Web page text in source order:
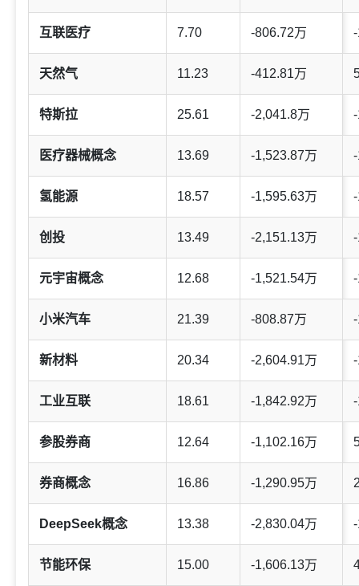
互联医疗 7.70 -806.72万
天然气 11.23 -412.81万
特斯拉 25.61 -2,041.8万
医疗器械概念 13.69 -1,523.87万
氢能源 18.57 -1,595.63万
创投 13.49 -2,151.13万
元宇宙概念 12.68 -1,521.54万
小米汽车 21.39 -808.87万
新材料 20.34 -2,604.91万
工业互联 18.61 -1,842.92万
参股券商 12.64 -1,102.16万
券商概念 16.86 -1,290.95万
DeepSeek概念 13.38 -2,830.04万
节能环保 15.00 -1,606.13万